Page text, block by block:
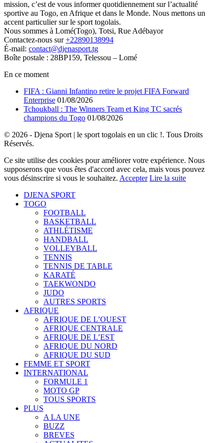
mission, c’est de vous informer quotidiennement sur l’actualité
sportive au Togo, en Afrique et dans le Monde. Nous mettons un
accent particulier sur le sport togolais.
Nous sommes à Lomé(Togo), Totsi, Rue Adébayor
Contactez-nous sur+22890138994
É-mail: contact@djenasport.tg
Boîte postale : 28BP159, Telessou – Lomé
En ce moment
FIFA : Gianni Infantino retire le projet FIFA Forward
Enterprise 01/08/2026
Tchoukball : The Winners Team et King TC sacrés
champions du Togo 01/08/2026
© 2026 - Djena Sport | le sport togolais en un clic !. Tous Droits
Réservés.
Ce site utilise des cookies pour améliorer votre expérience. Nous
supposerons que vous êtes d'accord avec cela, mais vous pouvez
vous désinscrire si vous le souhaitez. Accepter Lire la suite
DJENA SPORT
TOGO
FOOTBALL
BASKETBALL
ATHLÉTISME
HANDBALL
VOLLEYBALL
TENNIS
TENNIS DE TABLE
KARATÉ
TAEKWONDO
JUDO
AUTRES SPORTS
AFRIQUE
AFRIQUE DE L’OUEST
AFRIQUE CENTRALE
AFRIQUE DE L’EST
AFRIQUE DU NORD
AFRIQUE DU SUD
FEMME ET SPORT
INTERNATIONAL
FORMULE 1
MOTO GP
TOUS SPORTS
PLUS
A LA UNE
BUZZ
BREVES